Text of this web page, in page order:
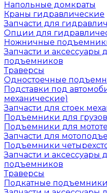
Напольные домкраты
Краны гидравлические
Запчасти для
Опции для
Ножничные
Запчасти и аксессуары
подъемников
Траверсы
Одностоечные
Подставки под
механические)
Запчасти для стоек
Подъемники для
Подъемники для
Запчасти для
Подъемники
Запчасти и аксессуары
подъемников
Траверсы
Подкатные подъемники